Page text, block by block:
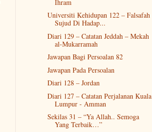
Ihram
Universiti Kehidupan 122 – Falsafah
Sujud Di Hadap...
Diari 129 – Catatan Jeddah – Mekah
al-Mukarramah
Jawapan Bagi Persoalan 82
Jawapan Pada Persoalan
Diari 128 – Jordan
Diari 127 – Catatan Perjalanan Kuala
Lumpur - Amman
Sekilas 31 – “Ya Allah.. Semoga
Yang Terbaik…”